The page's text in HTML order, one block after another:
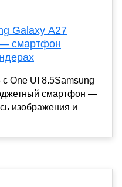
Galaxy A27
— смартфон
с One UI 8.5Samsung
смартфон —
изображения и